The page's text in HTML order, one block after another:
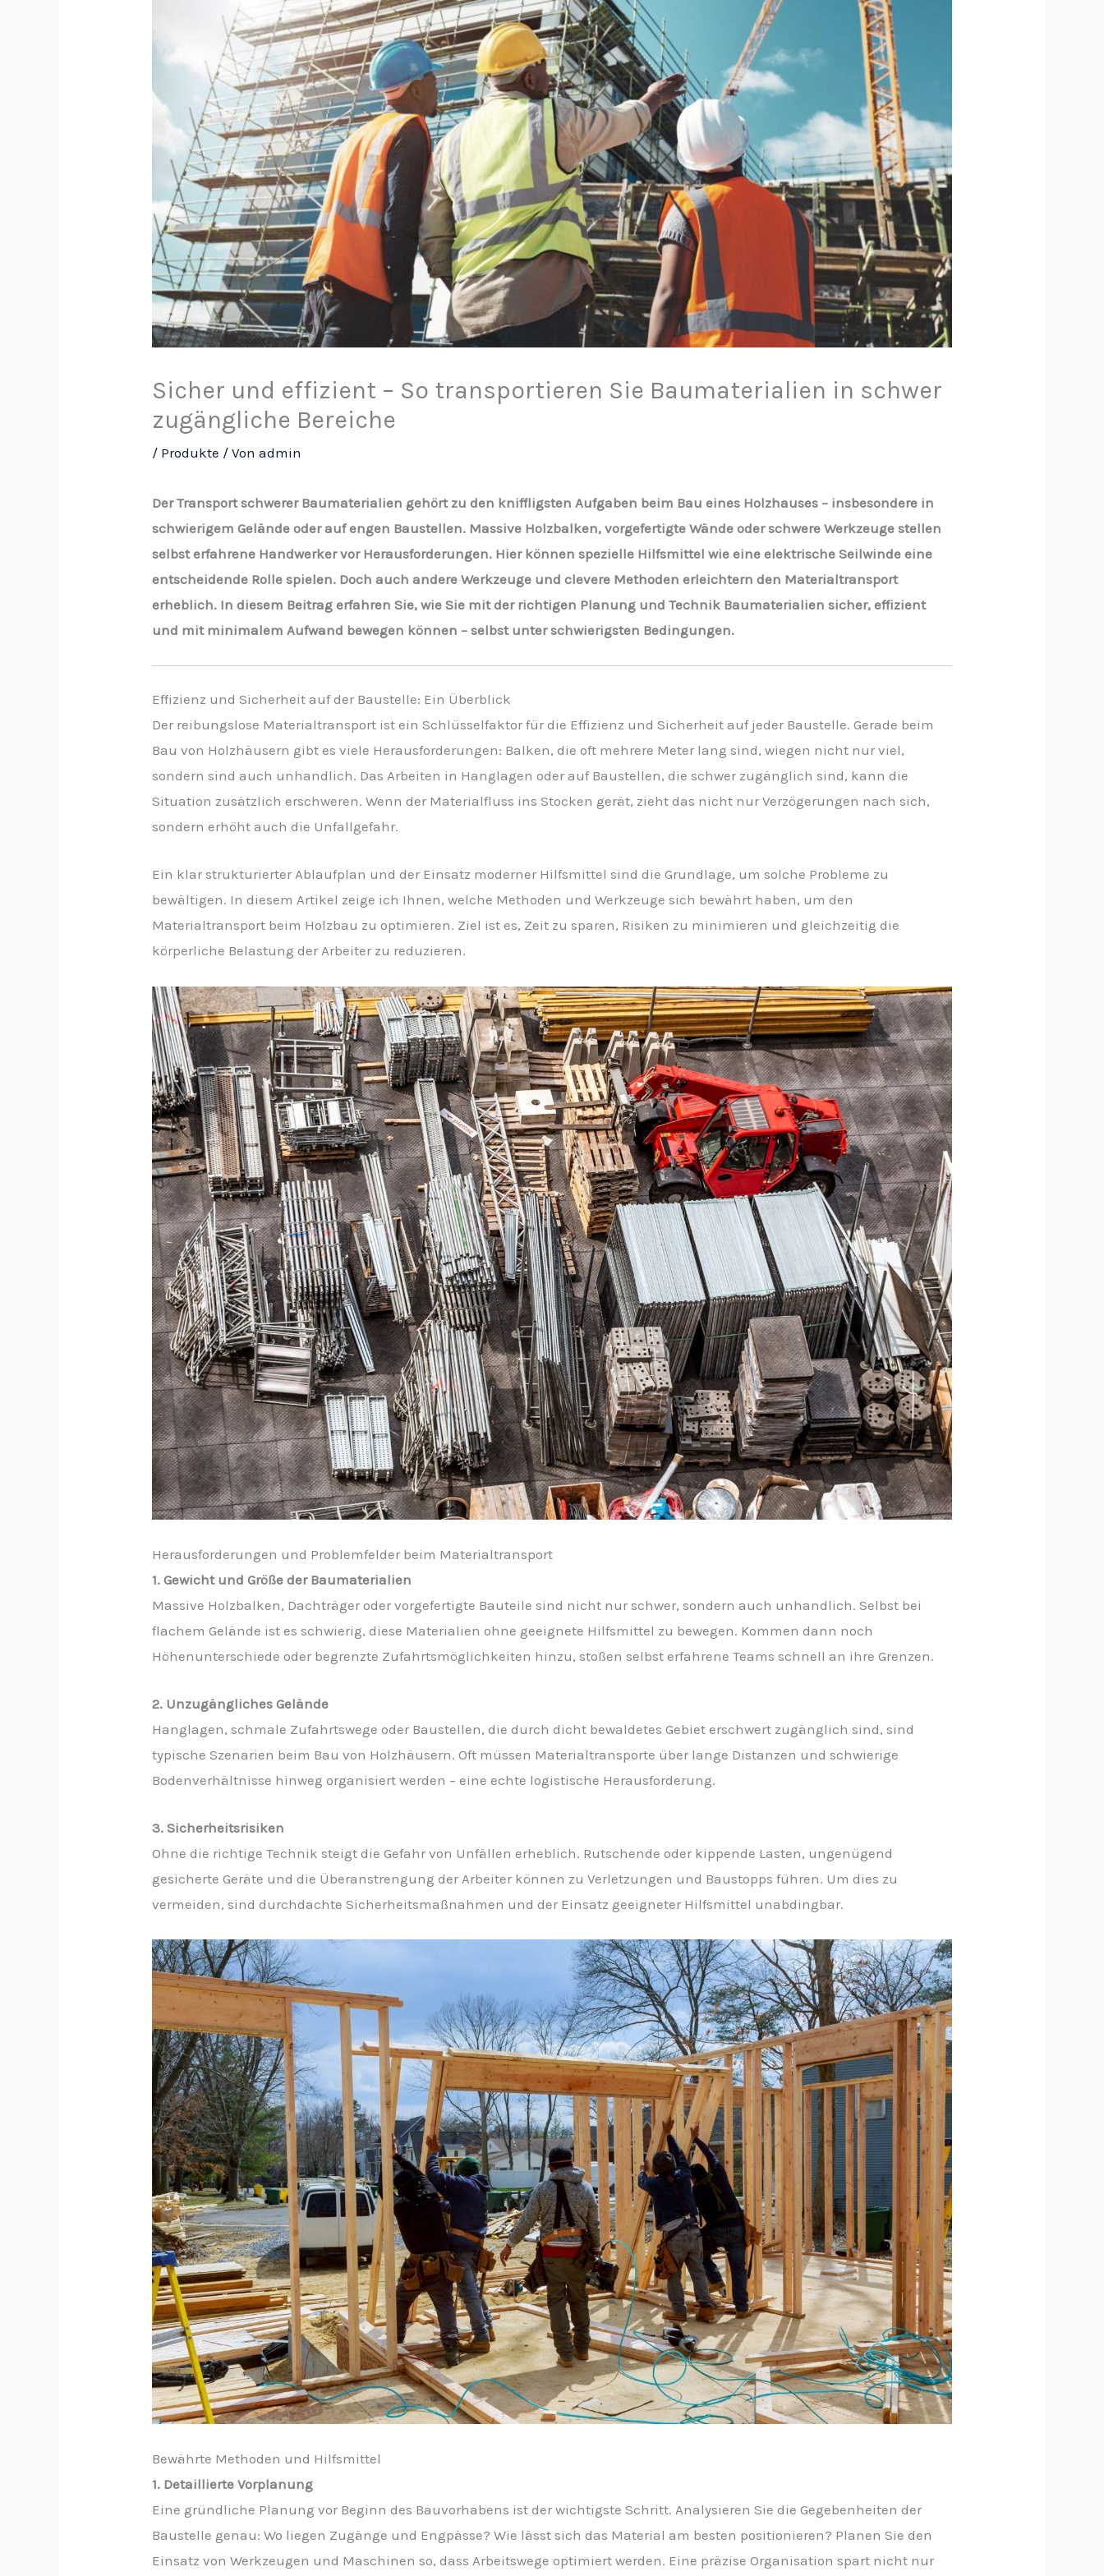
Sicher und effizient – So transportieren Sie Baumaterialien in schwer
zugängliche Bereiche
/ Produkte / Vonadmin
Der Transport schwerer Baumaterialien gehört zu den kniffligsten Aufgaben beim Bau eines Holzhauses – insbesondere in
schwierigem Gelände oder auf engen Baustellen. Massive Holzbalken, vorgefertigte Wände oder schwere Werkzeuge stellen
selbst erfahrene Handwerker vor Herausforderungen. Hier können spezielle Hilfsmittel wie eine elektrische Seilwinde eine
entscheidende Rolle spielen. Doch auch andere Werkzeuge und clevere Methoden erleichtern den Materialtransport
erheblich. In diesem Beitrag erfahren Sie, wie Sie mit der richtigen Planung und Technik Baumaterialien sicher, effizient
und mit minimalem Aufwand bewegen können – selbst unter schwierigsten Bedingungen.
Effizienz und Sicherheit auf der Baustelle: Ein Überblick
Der reibungslose Materialtransport ist ein Schlüsselfaktor für die Effizienz und Sicherheit auf jeder Baustelle. Gerade beim
Bau von Holzhäusern gibt es viele Herausforderungen: Balken, die oft mehrere Meter lang sind, wiegen nicht nur viel,
sondern sind auch unhandlich. Das Arbeiten in Hanglagen oder auf Baustellen, die schwer zugänglich sind, kann die
Situation zusätzlich erschweren. Wenn der Materialfluss ins Stocken gerät, zieht das nicht nur Verzögerungen nach sich,
sondern erhöht auch die Unfallgefahr.
Ein klar strukturierter Ablaufplan und der Einsatz moderner Hilfsmittel sind die Grundlage, um solche Probleme zu
bewältigen. In diesem Artikel zeige ich Ihnen, welche Methoden und Werkzeuge sich bewährt haben, um den
Materialtransport beim Holzbau zu optimieren. Ziel ist es, Zeit zu sparen, Risiken zu minimieren und gleichzeitig die
körperliche Belastung der Arbeiter zu reduzieren.
Herausforderungen und Problemfelder beim Materialtransport
1. Gewicht und Größe der Baumaterialien
Massive Holzbalken, Dachträger oder vorgefertigte Bauteile sind nicht nur schwer, sondern auch unhandlich. Selbst bei
flachem Gelände ist es schwierig, diese Materialien ohne geeignete Hilfsmittel zu bewegen. Kommen dann noch
Höhenunterschiede oder begrenzte Zufahrtsmöglichkeiten hinzu, stoßen selbst erfahrene Teams schnell an ihre Grenzen.
2. Unzugängliches Gelände
Hanglagen, schmale Zufahrtswege oder Baustellen, die durch dicht bewaldetes Gebiet erschwert zugänglich sind, sind
typische Szenarien beim Bau von Holzhäusern. Oft müssen Materialtransporte über lange Distanzen und schwierige
Bodenverhältnisse hinweg organisiert werden – eine echte logistische Herausforderung.
3. Sicherheitsrisiken
Ohne die richtige Technik steigt die Gefahr von Unfällen erheblich. Rutschende oder kippende Lasten, ungenügend
gesicherte Geräte und die Überanstrengung der Arbeiter können zu Verletzungen und Baustopps führen. Um dies zu
vermeiden, sind durchdachte Sicherheitsmaßnahmen und der Einsatz geeigneter Hilfsmittel unabdingbar.
Bewährte Methoden und Hilfsmittel
1. Detaillierte Vorplanung
Eine gründliche Planung vor Beginn des Bauvorhabens ist der wichtigste Schritt. Analysieren Sie die Gegebenheiten der
Baustelle genau: Wo liegen Zugänge und Engpässe? Wie lässt sich das Material am besten positionieren? Planen Sie den
Einsatz von Werkzeugen und Maschinen so, dass Arbeitswege optimiert werden. Eine präzise Organisation spart nicht nur